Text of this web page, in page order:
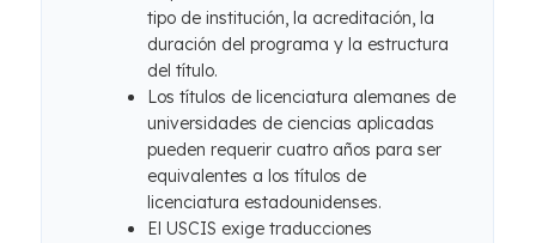
tipo de institución, la acreditación, la
duración del programa y la estructura
del título.
Los títulos de licenciatura alemanes de
universidades de ciencias aplicadas
pueden requerir cuatro años para ser
equivalentes a los títulos de
licenciatura estadounidenses.
El USCIS exige traducciones